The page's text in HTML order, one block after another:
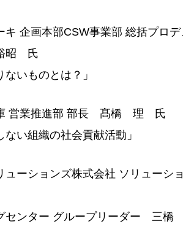
キ 企画本部CSW事業部 総括プロ
昭 氏
ないものとは？」
庫 営業推進部 部長 髙橋 理 氏
ない組織の社会貢献活動」
ューションズ株式会社 ソリューシ
センター グループリーダー 三